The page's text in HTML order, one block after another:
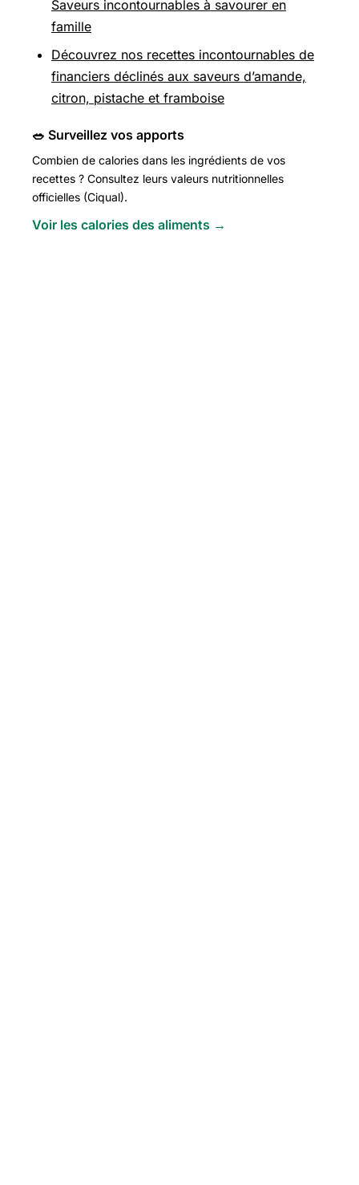
Saveurs incontournables à savourer en
famille
Découvrez nos recettes incontournables de
financiers déclinés aux saveurs d’amande,
citron, pistache et framboise
🥗 Surveillez vos apports
Combien de calories dans les ingrédients de vos
recettes ? Consultez leurs valeurs nutritionnelles
officielles (Ciqual).
Voir les calories des aliments →